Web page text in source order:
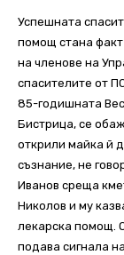
Успешната
помощ стана
на членове на
спасителите от
85-годишната
Бистрица, се
открили майка й
съзнание, не
Иванов среща
Николов и му
лекарска помощ.
подава сигнала